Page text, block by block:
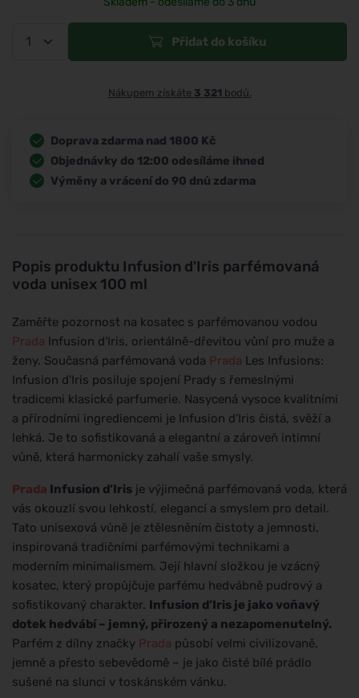
Popis produktu Infusion d'Iris parfémovaná
voda unisex 100 ml
Zaměřte pozornost na kosatec s parfémovanou vodou
Prada Infusion d'Iris, orientálně-dřevitou vůní pro muže a
ženy. Současná parfémovaná voda Prada Les Infusions:
Infusion d'Iris posiluje spojení Prady s řemeslnými
tradicemi klasické parfumerie. Nasycená vysoce kvalitními
a přírodními ingrediencemi je Infusion d’Iris čistá, svěží a
lehká. Je to sofistikovaná a elegantní a zároveň intimní
vůně, která harmonicky zahalí vaše smysly.
Prada Infusion d’Iris je výjimečná parfémovaná voda, která
vás okouzlí svou lehkostí, elegancí a smyslem pro detail.
Tato unisexová vůně je ztělesněním čistoty a jemnosti,
inspirovaná tradičními parfémovými technikami a
moderním minimalismem. Její hlavní složkou je vzácný
kosatec, který propůjčuje parfému hedvábně pudrový a
sofistikovaný charakter. Infusion d’Iris je jako voňavý
dotek hedvábí – jemný, přirozený a nezapomenutelný.
Parfém z dílny značky Prada působí velmi civilizovaně,
jemně a přesto sebevědomě – je jako čisté bílé prádlo
sušené na slunci v toskánském vánku.
Přidat do košíku
Nákupem získáte 3 321 bodů.
Doprava zdarma nad 1800 Kč
Objednávky do 12:00 odesíláme ihned
Výměny a vrácení do 90 dnů zdarma